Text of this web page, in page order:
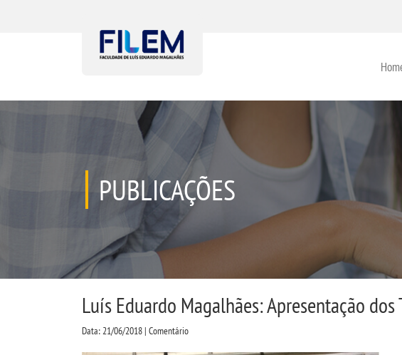
PUBLICAÇÕES
Luís Eduardo Magalhães: Apresentação
Data: 21/06/2018 | Comentário